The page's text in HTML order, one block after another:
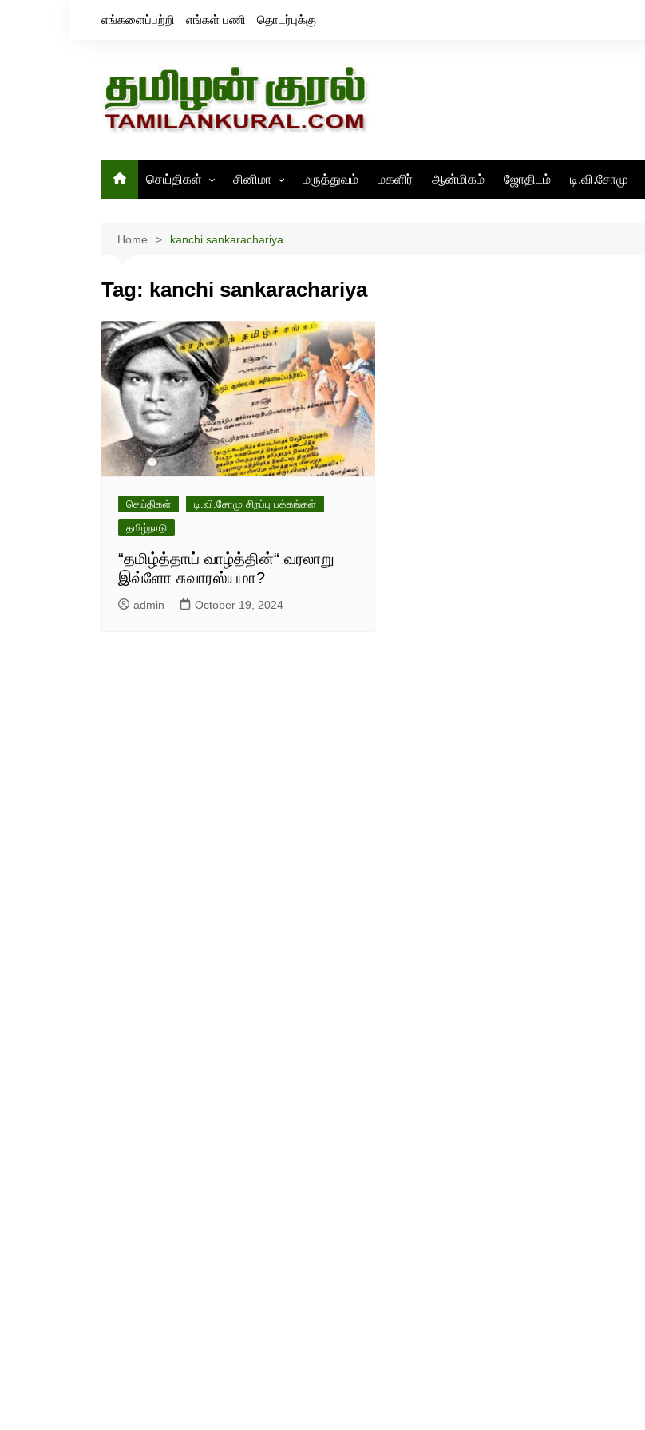
எங்களைப்பற்றி எங்கள் பணி தொடர்புக்கு
செய்திகள்
இந்தியா
சினிமா
திரைவிமர்சனம்
மருத்துவம் மகளிர் ஆன்மிகம் ஜோதிடம் டி.வி.சோமு
Home kanchi sankarachariya
Tag: kanchi sankarachariya
செய்திகள்
டி.வி.சோமு சிறப்பு பக்கங்கள்
தமிழ்நாடு
“தமிழ்த்தாய் வாழ்த்தின்“ வரலாறு
இவ்ளோ சுவாரஸ்யமா?
admin October 19, 2024